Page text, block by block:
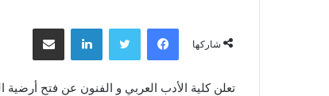
شاركها
فيسبوك تويتر لينكدإن مشاركة عبر البريد
تعلن كلية الأدب العربي و الفنون عن فتح